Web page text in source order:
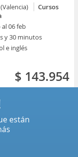
Cursos
al 06 feb
y 30 minutos
e inglés
$ 143.954
están